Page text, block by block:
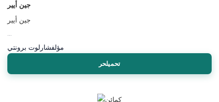
جين أيير
جين أيير
مؤلفشارلوت برونتي
تحميلحر